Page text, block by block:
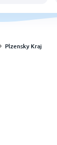
Plzensky Kraj